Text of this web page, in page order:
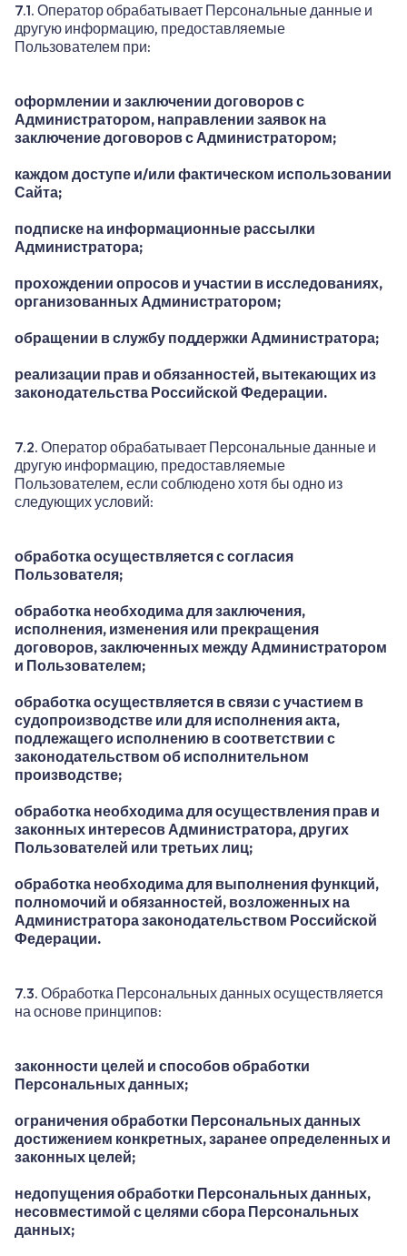
7.1. Оператор обрабатывает Персональные данные и
другую информацию, предоставляемые
Пользователем при:
оформлении и заключении договоров с
Администратором, направлении заявок на
заключение договоров с Администратором;
каждом доступе и/или фактическом использовании
Сайта;
подписке на информационные рассылки
Администратора;
прохождении опросов и участии в исследованиях,
организованных Администратором;
обращении в службу поддержки Администратора;
реализации прав и обязанностей, вытекающих из
законодательства Российской Федерации.
7.2. Оператор обрабатывает Персональные данные и
другую информацию, предоставляемые
Пользователем, если соблюдено хотя бы одно из
следующих условий:
обработка осуществляется с согласия
Пользователя;
обработка необходима для заключения,
исполнения, изменения или прекращения
договоров, заключенных между Администратором
и Пользователем;
обработка осуществляется в связи с участием в
судопроизводстве или для исполнения акта,
подлежащего исполнению в соответствии с
законодательством об исполнительном
производстве;
обработка необходима для осуществления прав и
законных интересов Администратора, других
Пользователей или третьих лиц;
обработка необходима для выполнения функций,
полномочий и обязанностей, возложенных на
Администратора законодательством Российской
Федерации.
7.3. Обработка Персональных данных осуществляется
на основе принципов:
законности целей и способов обработки
Персональных данных;
ограничения обработки Персональных данных
достижением конкретных, заранее определенных и
законных целей;
недопущения обработки Персональных данных,
несовместимой с целями сбора Персональных
данных;